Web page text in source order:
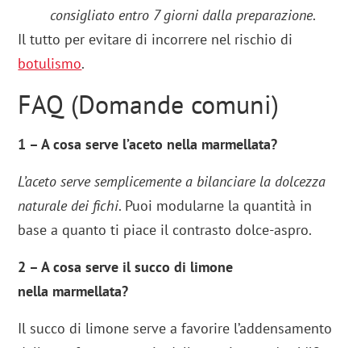
consigliato entro 7 giorni dalla preparazione.
Il tutto per evitare di incorrere nel rischio di
botulismo.
FAQ (Domande comuni)
1 – A cosa serve l’aceto nella marmellata?
L’aceto serve semplicemente a bilanciare la dolcezza
naturale dei fichi. Puoi modularne la quantità in
base a quanto ti piace il contrasto dolce-aspro.
2 – A cosa serve il succo di limone
nella marmellata?
Il succo di limone serve a favorire l’addensamento